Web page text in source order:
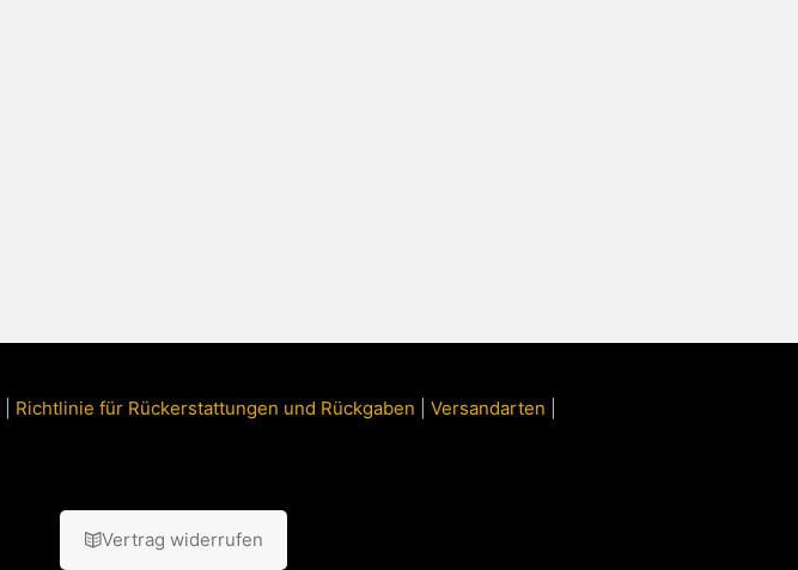
Richtlinie für Rückerstattungen und Rückgaben Versandarten
Vertrag widerrufen